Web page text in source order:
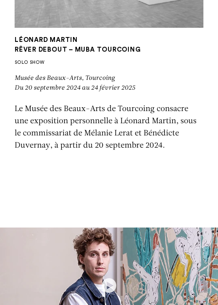
LÉONARD MARTIN
RÊVER DEBOUT – MUBA TOURCOING
SOLO SHOW
Musée des Beaux-Arts, Tourcoing
Du 20 septembre 2024 au 24 février 2025
Le Musée des Beaux-Arts de Tourcoing consacre
une exposition personnelle à Léonard Martin, sous
le commissariat de Mélanie Lerat et Bénédicte
Duvernay, à partir du 20 septembre 2024.